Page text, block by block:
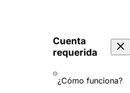
Cuenta
requerida
¿Cómo funciona?